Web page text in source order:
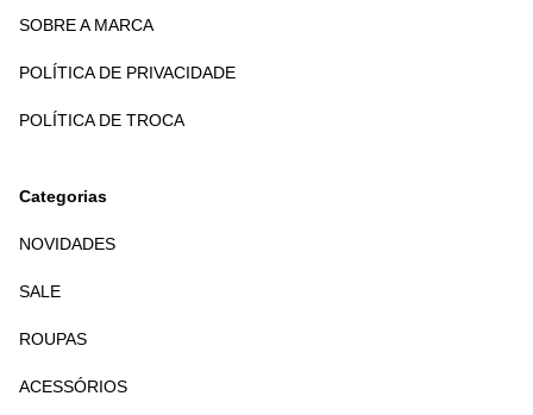
SOBRE A MARCA
POLÍTICA DE PRIVACIDADE
POLÍTICA DE TROCA
Categorias
NOVIDADES
SALE
ROUPAS
ACESSÓRIOS